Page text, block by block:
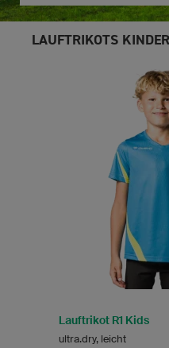
LAUFTRIKOTS KINDER
Lauftrikot R1 Kids
ultra.dry, leicht